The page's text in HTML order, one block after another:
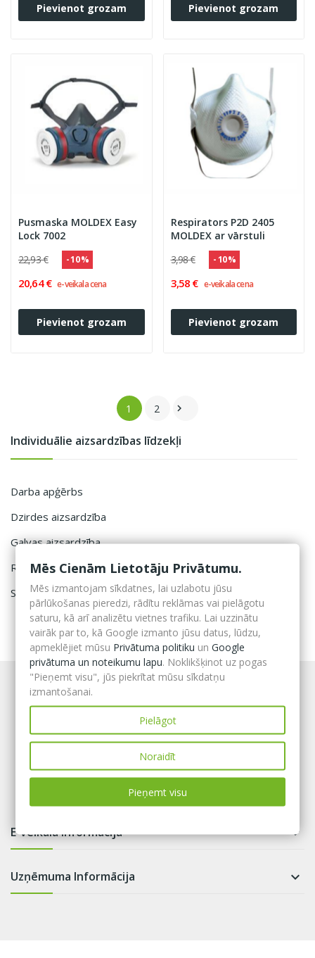
Individuālie aizsardzības līdzekļi
Darba apģērbs
Dzirdes aizsardzība
Galvas aizsardzība
Roku aizsardzība
Sejas maskas un filtri un respiratori
Pievienot grozam Pievienot grozam
Pusmaska MOLDEX Easy
Lock 7002
22,93 €
- 10 %
20,64 € e-veikala cena
Pievienot grozam
Respirators P2D 2405
MOLDEX ar vārstuli
3,98 €
- 10 %
3,58 € e-veikala cena
Pievienot grozam
1 2 
E-veikala informācija 
Uzņēmuma Informācija 
Mēs Cienām Lietotāju Privātumu.
Mēs izmantojam sīkdatnes, lai uzlabotu jūsu
pārlūkošanas pieredzi, rādītu reklāmas vai pielāgotu
saturu, kā arī analizētu vietnes trafiku. Lai uzzinātu
vairāk par to, kā Google izmanto jūsu datus, lūdzu,
apmeklējiet mūsu Privātuma politiku unGoogle
privātuma un noteikumu lapu. Noklikšķinot uz pogas
"Pieņemt visu", jūs piekrītat mūsu sīkdatņu
izmantošanai.
Pielāgot
Noraidīt
Pieņemt visu